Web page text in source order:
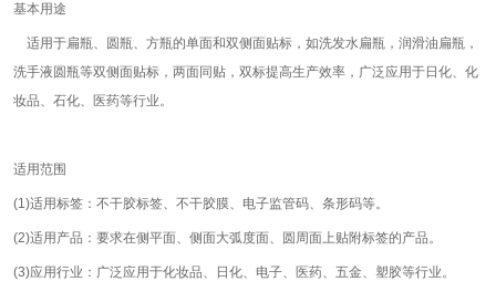
基本用途
适用于扁瓶、圆瓶、方瓶的单面和双侧面贴标，如洗发水扁瓶，润滑油扁瓶，
洗手液圆瓶等双侧面贴标，两面同贴，双标提高生产效率，广泛应用于日化、化
妆品、石化、医药等行业。
适用范围
(1)适用标签：不干胶标签、不干胶膜、电子监管码、条形码等。
(2)适用产品：要求在侧平面、侧面大弧度面、圆周面上贴附标签的产品。
(3)应用行业：广泛应用于化妆品、日化、电子、医药、五金、塑胶等行业。